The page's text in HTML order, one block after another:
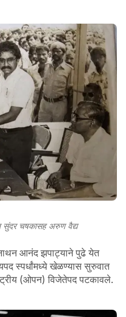
सुंदर चषकासह अरुण वैद्य
आनंद झपाट्याने पुढे येत
स्पर्धांमध्ये खेळण्यास सुरुवात
(ओपन) विजेतेपद पटकावले.